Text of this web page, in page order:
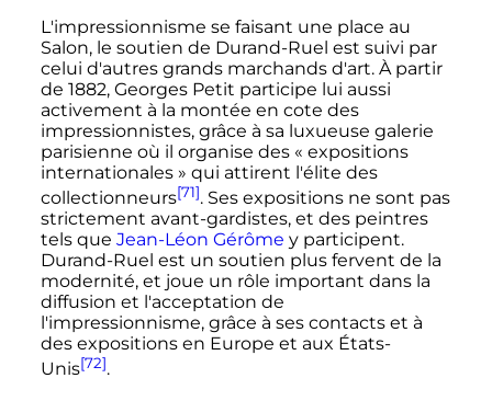
L'impressionnisme se faisant une place au
Salon, le soutien de Durand-Ruel est suivi par
celui d'autres grands marchands d'art. À partir
de 1882, Georges Petit participe lui aussi
activement à la montée en cote des
impressionnistes, grâce à sa luxueuse galerie
parisienne où il organise des « expositions
internationales » qui attirent l'élite des
collectionneurs[71]. Ses expositions ne sont pas
strictement avant-gardistes, et des peintres
tels que Jean-Léon Gérôme y participent.
Durand-Ruel est un soutien plus fervent de la
modernité, et joue un rôle important dans la
diffusion et l'acceptation de
l'impressionnisme, grâce à ses contacts et à
des expositions en Europe et aux États-
Unis[72].